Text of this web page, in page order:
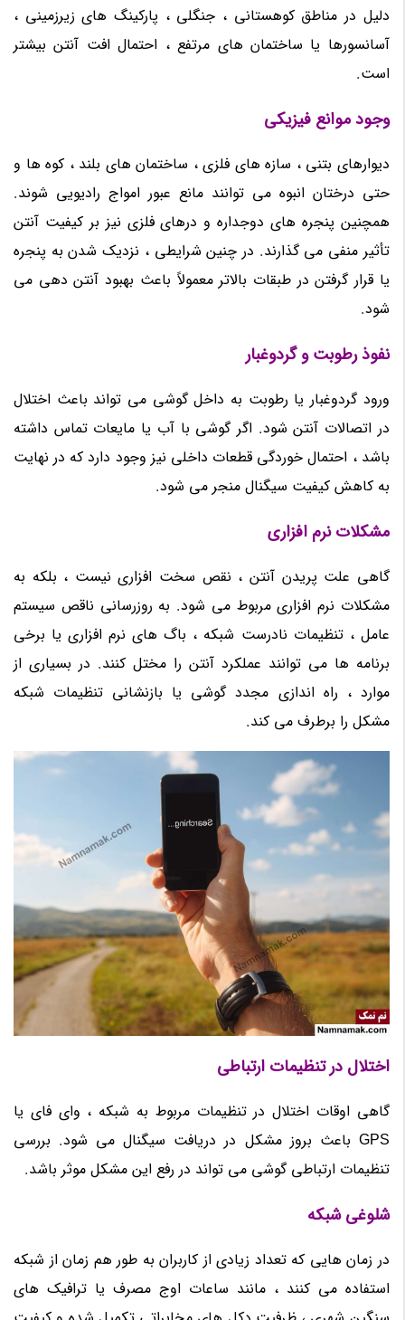
دلیل در مناطق کوهستانی ، جنگلی ، پارکینگ های زیرزمینی ،
آسانسورها یا ساختمان های مرتفع ، احتمال افت آنتن بیشتر
است.
وجود موانع فیزیکی
دیوارهای بتنی ، سازه های فلزی ، ساختمان های بلند ، کوه ها و
حتی درختان انبوه می توانند مانع عبور امواج رادیویی شوند.
همچنین پنجره های دوجداره و درهای فلزی نیز بر کیفیت آنتن
تأثیر منفی می گذارند. در چنین شرایطی ، نزدیک شدن به پنجره
یا قرار گرفتن در طبقات بالاتر معمولاً باعث بهبود آنتن دهی می
شود.
نفوذ رطوبت و گردوغبار
ورود گردوغبار یا رطوبت به داخل گوشی می تواند باعث اختلال
در اتصالات آنتن شود. اگر گوشی با آب یا مایعات تماس داشته
باشد ، احتمال خوردگی قطعات داخلی نیز وجود دارد که در نهایت
به کاهش کیفیت سیگنال منجر می شود.
مشکلات نرم افزاری
گاهی علت پریدن آنتن ، نقص سخت افزاری نیست ، بلکه به
مشکلات نرم افزاری مربوط می شود. به روزرسانی ناقص سیستم
عامل ، تنظیمات نادرست شبکه ، باگ های نرم افزاری یا برخی
برنامه ها می توانند عملکرد آنتن را مختل کنند. در بسیاری از
موارد ، راه اندازی مجدد گوشی یا بازنشانی تنظیمات شبکه
مشکل را برطرف می کند.
اختلال در تنظیمات ارتباطی
گاهی اوقات اختلال در تنظیمات مربوط به شبکه ، وای فای یا
GPS باعث بروز مشکل در دریافت سیگنال می شود. بررسی
تنظیمات ارتباطی گوشی می تواند در رفع این مشکل موثر باشد.
شلوغی شبکه
در زمان هایی که تعداد زیادی از کاربران به طور هم زمان از شبکه
استفاده می کنند ، مانند ساعات اوج مصرف یا ترافیک های